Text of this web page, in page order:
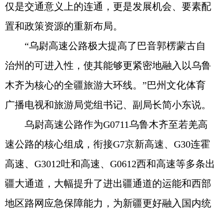
仅是交通意义上的连通，更是发展机会、要素配
置和政策资源的重新布局。
“乌尉高速公路极大提高了巴音郭楞蒙古自
治州的可进入性，使其能够更紧密地融入以乌鲁
木齐为核心的全疆旅游大环线。”巴州文化体育
广播电视和旅游局党组书记、副局长简小东说。
乌尉高速公路作为G0711乌鲁木齐至若羌高
速公路的核心组成，衔接G7京新高速、G30连霍
高速、G3012吐和高速、G0612西和高速等多条出
疆大通道，大幅提升了进出疆通道的运能和西部
地区路网应急保障能力，为新疆更好融入国内统